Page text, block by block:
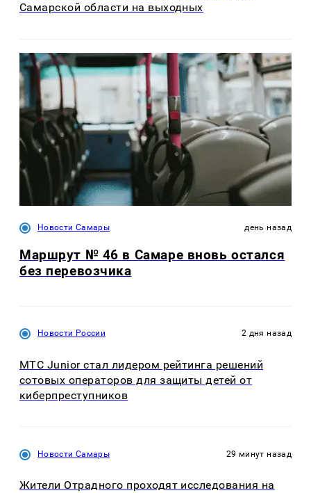
Самарской области на выходных
Новости Самары день назад
Маршрут № 46 в Самаре вновь остался
без перевозчика
Новости России 2 дня назад
МТС Junior стал лидером рейтинга решений
сотовых операторов для защиты детей от
киберпреступников
Новости Самары 29 минут назад
Жители Отрадного проходят исследования на